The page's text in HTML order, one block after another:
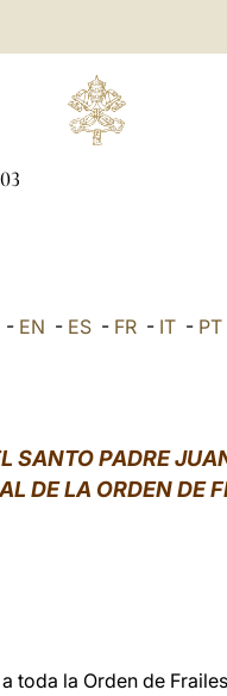
- EN - ES - FR - IT - PT
SANTO PADRE
DE LA ORDEN DE
toda la Orden de